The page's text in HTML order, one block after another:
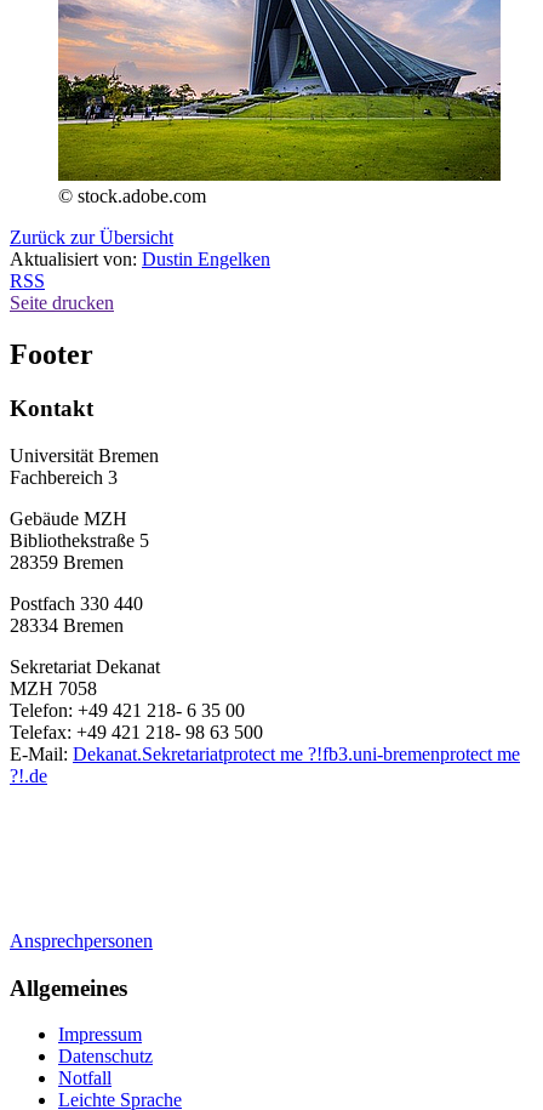
© stock.adobe.com
Zurück zur Übersicht
Aktualisiert von: Dustin Engelken
RSS
Seite drucken
Footer
Kontakt
Universität Bremen
Fachbereich 3
Gebäude MZH
Bibliothekstraße 5
28359 Bremen
Postfach 330 440
28334 Bremen
Sekretariat Dekanat
MZH 7058
Telefon: +49 421 218- 6 35 00
Telefax: +49 421 218- 98 63 500
E-Mail: Dekanat.Sekretariatprotect me ?!fb3.uni-bremenprotect me
?!.de
Ansprechpersonen
Allgemeines
Impressum
Datenschutz
Notfall
Leichte Sprache